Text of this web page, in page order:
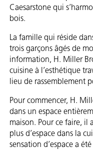
Caesarstone qui
bois.
La famille qui réside
trois garçons âgés de
information, H. Miller
cuisine à l’esthétique
lieu de rassemblement
Pour commencer, H.
dans un espace
maison. Pour ce faire, il
plus d’espace dans la
sensation d’espace a